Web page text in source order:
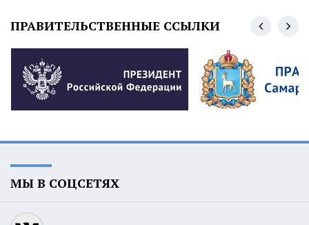
ПРАВИТЕЛЬСТВЕННЫЕ ССЫЛКИ
МЫ В СОЦСЕТЯХ